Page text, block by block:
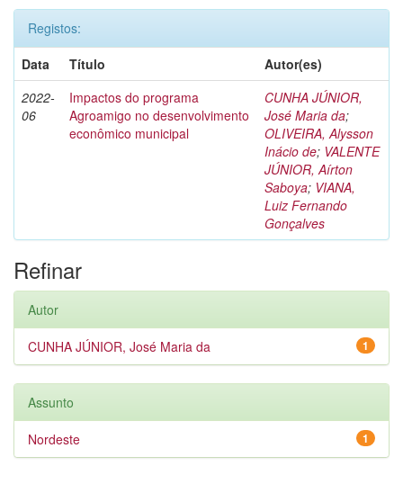
Registos:
Data
Título
Autor(es)
2022-
06
Impactos do programa
Agroamigo no desenvolvimento
econômico municipal
CUNHA JÚNIOR,
José Maria da;
OLIVEIRA, Alysson
Inácio de; VALENTE
JÚNIOR, Aírton
Saboya; VIANA,
Luiz Fernando
Gonçalves
Refinar
Autor
1
CUNHA JÚNIOR, José Maria da
Assunto
1
Nordeste